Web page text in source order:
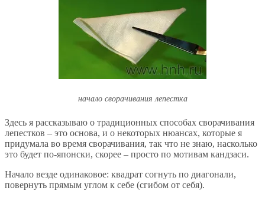
начало сворачивания лепестка
Здесь я рассказываю о традиционных способах сворачивания
лепестков – это основа, и о некоторых нюансах, которые я
придумала во время сворачивания, так что не знаю, насколько
это будет по-японски, скорее – просто по мотивам кандзаси.
Начало везде одинаковое: квадрат согнуть по диагонали,
повернуть прямым углом к себе (сгибом от себя).